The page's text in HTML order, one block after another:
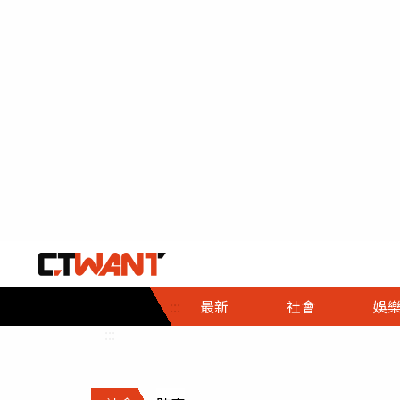
::: 最新 社會
社會首頁
時事
調查
娛樂
娛樂首頁
即時
財經首頁
熱線
政